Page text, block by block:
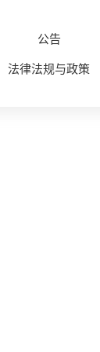
公告
法律法规与政策